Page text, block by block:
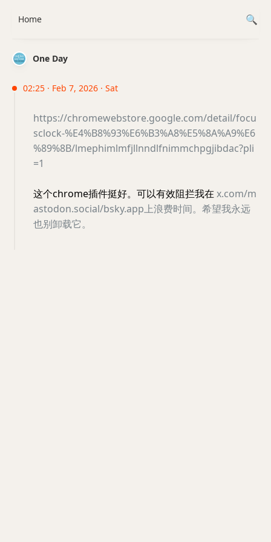
One Day
02:25 · Feb 7, 2026 · Sat
https://chromewebstore.google.com/detail/focu
sclock-%E4%B8%93%E6%B3%A8%E5%8A%A9%E6
%89%8B/lmephimlmfjllnndlfnimmchpgjibdac?pli
=1
这个chrome插件挺好。可以有效阻拦我在 x.com/m
astodon.social/bsky.app上浪费时间。希望我永远
也别卸载它。
Home